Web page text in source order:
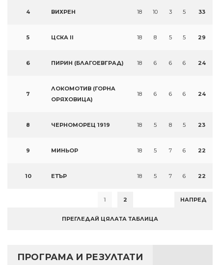
4 ВИХРЕН 18 10 3 5 33
5 ЦСКА II 18 8 5 5 29
6 ПИРИН (БЛАГОЕВГРАД) 18 6 6 6 24
7
ЛОКОМОТИВ (ГОРНА
ОРЯХОВИЦА)
18 6 6 6 24
8 ЧЕРНОМОРЕЦ 1919 18 5 8 5 23
9 МИНЬОР 18 5 7 6 22
10 ЕТЪР 18 5 7 6 22
1 2 НАПРЕД
ПРЕГЛЕДАЙ ЦЯЛАТА ТАБЛИЦА
ПРОГРАМА И РЕЗУЛТАТИ